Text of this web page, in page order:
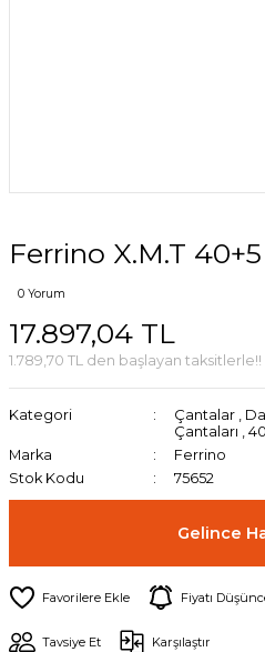
Ferrino X.M.T
0 Yorum
17.897,04 TL
1.789,70 TL den başlayan taksitlerle!!
Kategori Çantalar ,
Çantaları ,
Marka
Ferrino
Stok Kodu
75652
Gelince
Fiyatı
Tavsiye Et Karşılaştır